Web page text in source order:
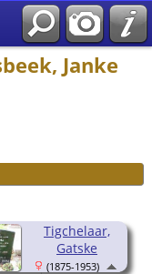
Janke
Tigchelaar,
Gatske
(1875-1953)